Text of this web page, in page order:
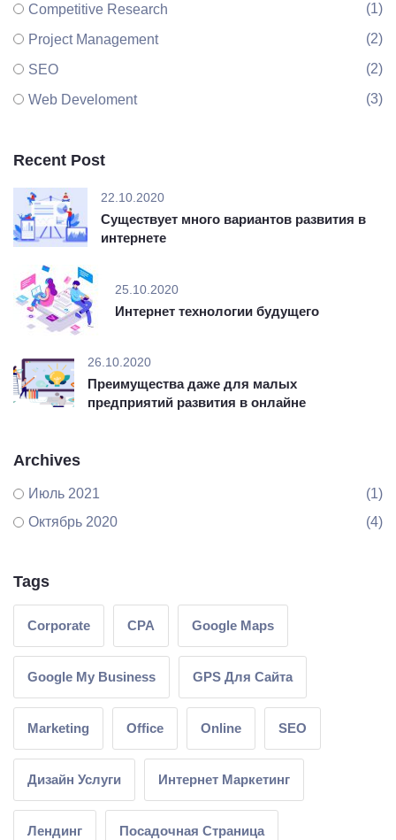
Competitive Research (1)
Project Management (2)
SEO (2)
Web Develoment (3)
Recent Post
22.10.2020
Существует много вариантов развития в
интернете
25.10.2020
Интернет технологии будущего
26.10.2020
Преимущества даже для малых
предприятий развития в онлайне
Archives
Июль 2021
(1)
Октябрь 2020
(4)
Tags
Corporate CPA Google Maps
Google My Business GPS Для Сайта
Marketing Office Online SEO
Дизайн Услуги Интернет Маркетинг
Лендинг Посадочная Страница